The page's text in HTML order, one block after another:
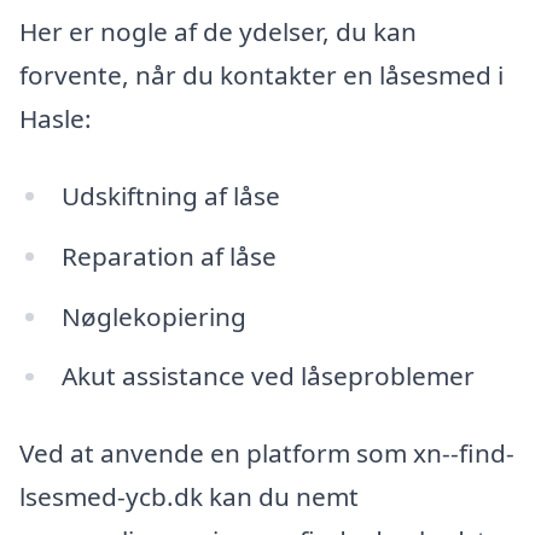
Her er nogle af de ydelser, du kan
forvente, når du kontakter en låsesmed i
Hasle:
Udskiftning af låse
Reparation af låse
Nøglekopiering
Akut assistance ved låseproblemer
Ved at anvende en platform som xn--find-
lsesmed-ycb.dk kan du nemt